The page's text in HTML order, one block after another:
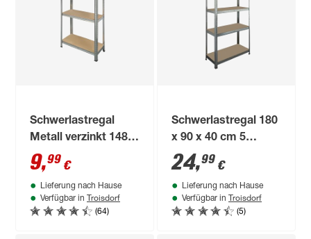
Schwerlastregal
Metall verzinkt 148 x
75 x 30 cm, 4 Böden
à 100 kg
9,99 €
Lieferung nach Hause
Verfügbar in Troisdorf
(64)
Schwerlastregal 180
x 90 x 40 cm 5
Böden à 160 kg
24,99 €
Lieferung nach Hause
Verfügbar in Troisdorf
(5)